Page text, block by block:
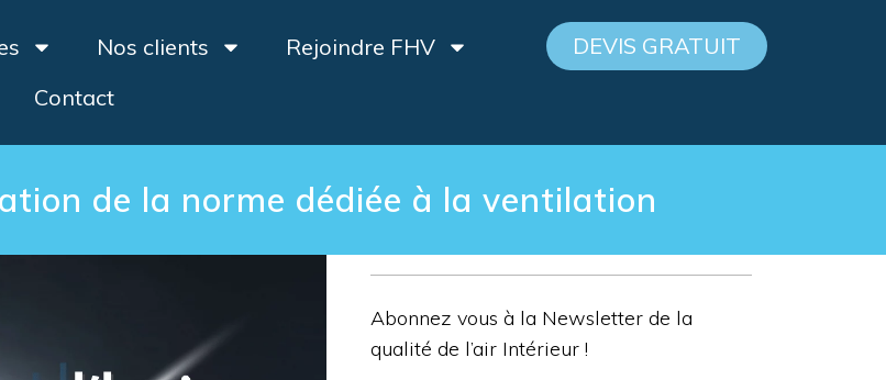
Nos clients
Rejoindre FHV
Contact
DEVIS GRATUIT
de la norme dédiée à la ventilation
Abonnez vous à la Newsletter de la
qualité de l’air Intérieur !